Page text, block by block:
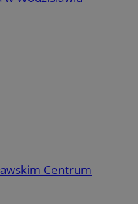
Centrum